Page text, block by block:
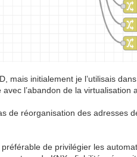
mais initialement je l’utilisais
l’abandon de la virtualisation
de réorganisation des adresses
de privilégier les